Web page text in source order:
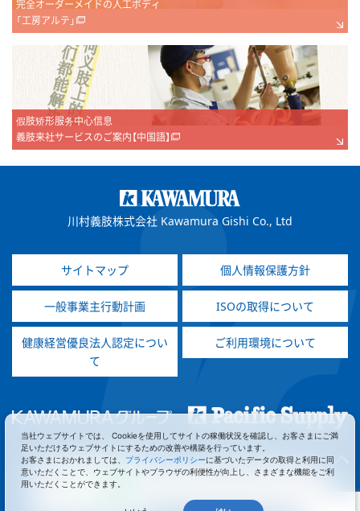
完全オーダーメイドの人工ボディ
「工房アルテ」
假肢矫形服务中心信息
義肢来社サービスのご案内【中国語】
川村義肢株式会社 Kawamura Gishi Co., Ltd
サイトマップ 個人情報保護方針
一般事業主行動計画 ISOの取得について
健康経営優良法人認定につい
て
ご利用環境について
当社ウェブサイトでは、 Cookieを使用してサイトの稼働状況を確認し、お客さまにご満
足いただけるウェブサイトにするための改善や構築を行っています。
お客さまにおかれましては、 プライバシーポリシーに基づいたデータの取得と利用に同
意いただくことで、ウェブサイトやブラウザの利便性が向上し、さまざまな機能をご利
用いただくことができます。